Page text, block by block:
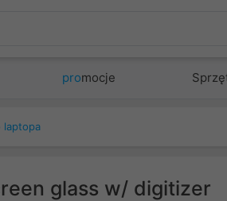
promocje
laptopa
glass w/ digitizer